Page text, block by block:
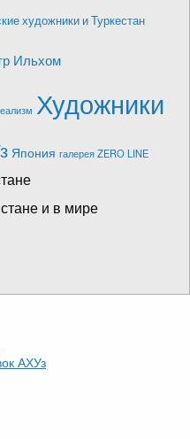
художники и Туркестан
Ильхом
Художники
Япония галерея ZERO LINE
и в мире
АХУз